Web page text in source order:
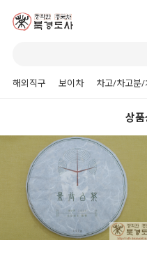
해외직구 보이차 차고/차고분/
상